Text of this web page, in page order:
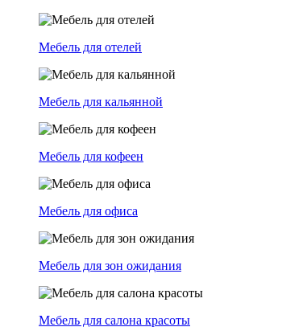
Мебель для отелей
Мебель для кальянной
Мебель для кофеен
Мебель для офиса
Мебель для зон ожидания
Мебель для салона красоты